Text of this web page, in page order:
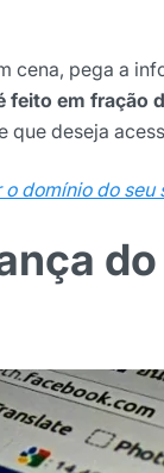
cena, pega a
feito em fração
que deseja
domínio do seu